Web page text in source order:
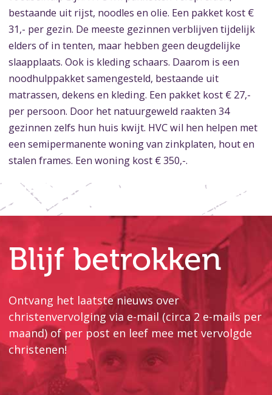
bestaande uit rijst, noodles en olie. Een pakket kost €
31,- per gezin. De meeste gezinnen verblijven tijdelijk
elders of in tenten, maar hebben geen deugdelijke
slaapplaats. Ook is kleding schaars. Daarom is een
noodhulppakket samengesteld, bestaande uit
matrassen, dekens en kleding. Een pakket kost € 27,-
per persoon. Door het natuurgeweld raakten 34
gezinnen zelfs hun huis kwijt. HVC wil hen helpen met
een semipermanente woning van zinkplaten, hout en
stalen frames. Een woning kost € 350,-.
Blijf betrokken
Ontvang het laatste nieuws over
christenvervolging via e-mail (circa 2 e-mails per
maand) of per post en leef mee met vervolgde
christenen!